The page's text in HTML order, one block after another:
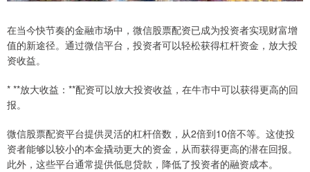
在当今快节奏的金融市场中，微信股票配资已成为投资者实现财富增
值的新途径。通过微信平台，投资者可以轻松获得杠杆资金，放大投
资收益。
* **放大收益：**配资可以放大投资收益，在牛市中可以获得更高的回
报。
微信股票配资平台提供灵活的杠杆倍数，从2倍到10倍不等。这使投
资者能够以较小的本金撬动更大的资金，从而获得更高的潜在回报。
此外，这些平台通常提供低息贷款，降低了投资者的融资成本。